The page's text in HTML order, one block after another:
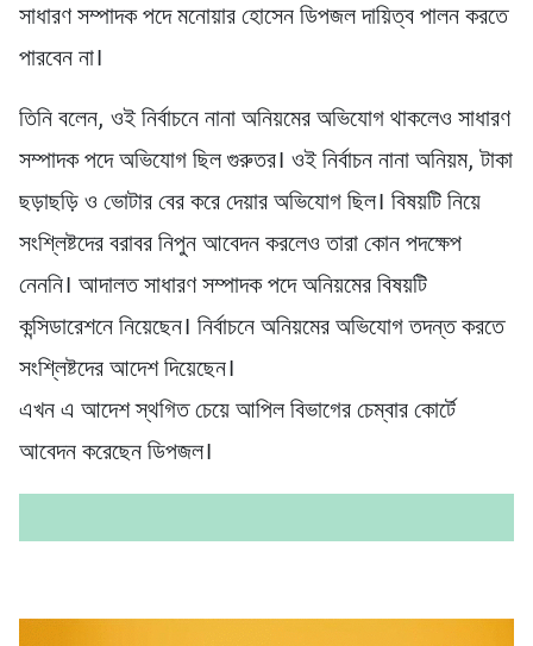
সাধারণ সম্পাদক পদে মনোয়ার হোসেন ডিপজল দায়িত্ব পালন করতে
পারবেন না।
তিনি বলেন, ওই নির্বাচনে নানা অনিয়মের অভিযোগ থাকলেও সাধারণ
সম্পাদক পদে অভিযোগ ছিল গুরুতর। ওই নির্বাচন নানা অনিয়ম, টাকা
ছড়াছড়ি ও ভোটার বের করে দেয়ার অভিযোগ ছিল। বিষয়টি নিয়ে
সংশ্লিষ্টদের বরাবর নিপুন আবেদন করলেও তারা কোন পদক্ষেপ
নেননি। আদালত সাধারণ সম্পাদক পদে অনিয়মের বিষয়টি
কন্সিডারেশনে নিয়েছেন। নির্বাচনে অনিয়মের অভিযোগ তদন্ত করতে
সংশ্লিষ্টদের আদেশ দিয়েছেন।
এখন এ আদেশ স্থগিত চেয়ে আপিল বিভাগের চেম্বার কোর্টে
আবেদন করেছেন ডিপজল।